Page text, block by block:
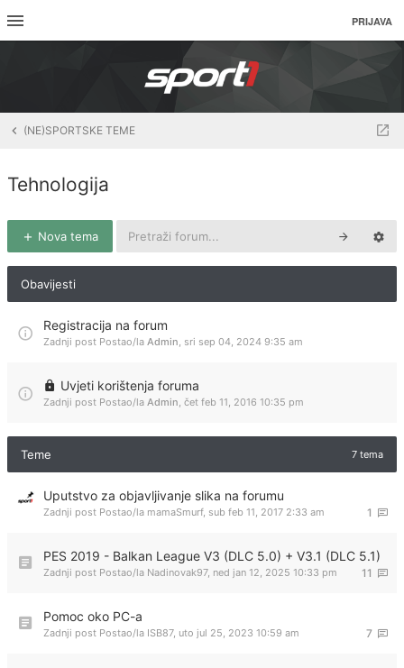
PRIJAVA
(NE)SPORTSKE TEME
Tehnologija
Nova tema
Obavijesti
Registracija na forum
Zadnji post Postao/la Admin, sri sep 04, 2024 9:35 am
Uvjeti korištenja foruma
Zadnji post Postao/la Admin, čet feb 11, 2016 10:35 pm
Teme 7 tema
Uputstvo za objavljivanje slika na forumu
1
Zadnji post Postao/la mamaSmurf, sub feb 11, 2017 2:33 am
PES 2019 - Balkan League V3 (DLC 5.0) + V3.1 (DLC 5.1)
11
Zadnji post Postao/la Nadinovak97, ned jan 12, 2025 10:33 pm
Pomoc oko PC-a
7
Zadnji post Postao/la ISB87, uto jul 25, 2023 10:59 am